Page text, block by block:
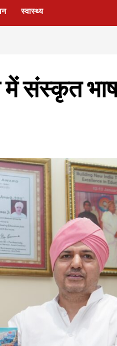
स्वास्थ्य
में संस्कृत